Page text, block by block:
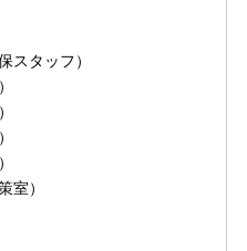
タッフ）
）